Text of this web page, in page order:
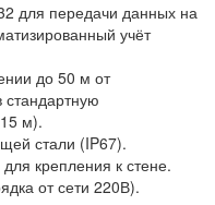
для передачи данных на
учёт
до 50 м от
м).
стали (IP67).
крепления к стене.
от сети 220В).